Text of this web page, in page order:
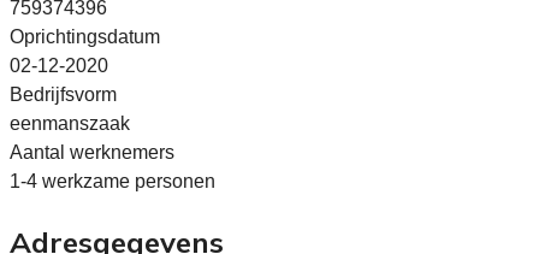
759374396
Oprichtingsdatum
02-12-2020
Bedrijfsvorm
eenmanszaak
Aantal werknemers
1-4 werkzame personen
Adresgegevens